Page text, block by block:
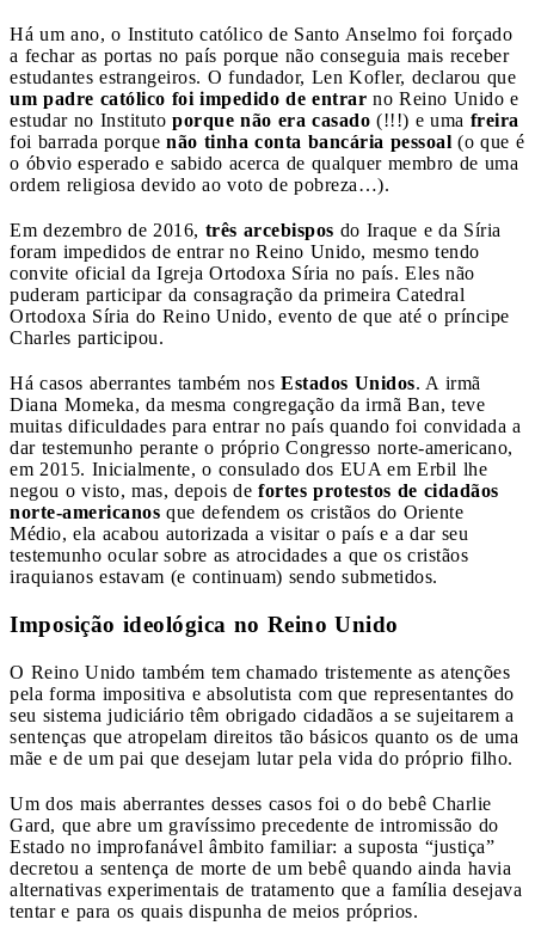
Há um ano, o Instituto católico de Santo Anselmo foi forçado
a fechar as portas no país porque não conseguia mais receber
estudantes estrangeiros. O fundador, Len Kofler, declarou que
um padre católico foi impedido de entrar no Reino Unido e
estudar no Instituto porque não era casado (!!!) e uma freira
foi barrada porque não tinha conta bancária pessoal (o que é
o óbvio esperado e sabido acerca de qualquer membro de uma
ordem religiosa devido ao voto de pobreza…).
Em dezembro de 2016, três arcebispos do Iraque e da Síria
foram impedidos de entrar no Reino Unido, mesmo tendo
convite oficial da Igreja Ortodoxa Síria no país. Eles não
puderam participar da consagração da primeira Catedral
Ortodoxa Síria do Reino Unido, evento de que até o príncipe
Charles participou.
Há casos aberrantes também nos Estados Unidos. A irmã
Diana Momeka, da mesma congregação da irmã Ban, teve
muitas dificuldades para entrar no país quando foi convidada a
dar testemunho perante o próprio Congresso norte-americano,
em 2015. Inicialmente, o consulado dos EUA em Erbil lhe
negou o visto, mas, depois de fortes protestos de cidadãos
norte-americanos que defendem os cristãos do Oriente
Médio, ela acabou autorizada a visitar o país e a dar seu
testemunho ocular sobre as atrocidades a que os cristãos
iraquianos estavam (e continuam) sendo submetidos.
Imposição ideológica no Reino Unido
O Reino Unido também tem chamado tristemente as atenções
pela forma impositiva e absolutista com que representantes do
seu sistema judiciário têm obrigado cidadãos a se sujeitarem a
sentenças que atropelam direitos tão básicos quanto os de uma
mãe e de um pai que desejam lutar pela vida do próprio filho.
Um dos mais aberrantes desses casos foi o do bebê Charlie
Gard, que abre um gravíssimo precedente de intromissão do
Estado no improfanável âmbito familiar: a suposta “justiça”
decretou a sentença de morte de um bebê quando ainda havia
alternativas experimentais de tratamento que a família desejava
tentar e para os quais dispunha de meios próprios.